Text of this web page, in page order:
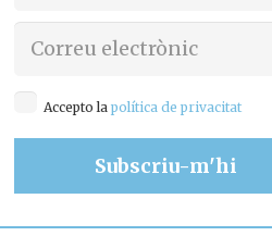
Accepto lapolítica de privacitat